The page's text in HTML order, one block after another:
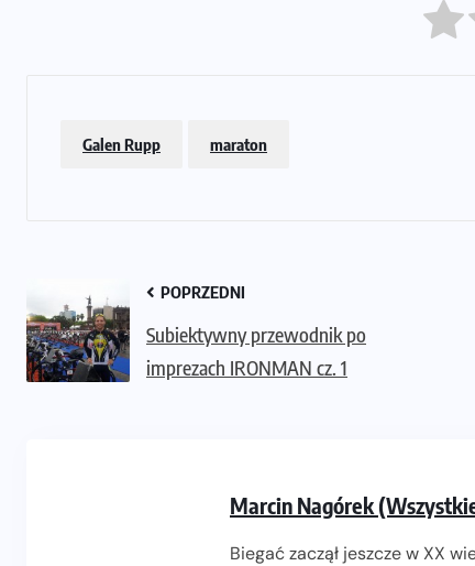
Galen Rupp maraton
POPRZEDNI
Subiektywny przewodnik po
imprezach IRONMAN cz. 1
Marcin Nagórek
Biegać zaczął jeszcze w XX